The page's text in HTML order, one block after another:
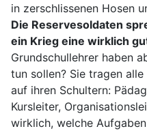
in zerschlissenen Hosen
Die Reservesoldaten
ein Krieg eine wirklich
Grundschullehrer haben
tun sollen? Sie tragen
auf ihren Schultern:
Kursleiter,
wirklich, welche